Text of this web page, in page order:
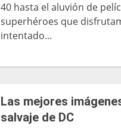
40 hasta el aluvión de
superhéroes que
intentado...
Las mejores
salvaje de DC